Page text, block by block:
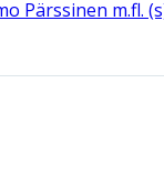
Pärssinen m.fl.